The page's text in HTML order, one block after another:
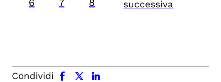
6
7
8
successiva
Condividi
facebook x.com linkedin